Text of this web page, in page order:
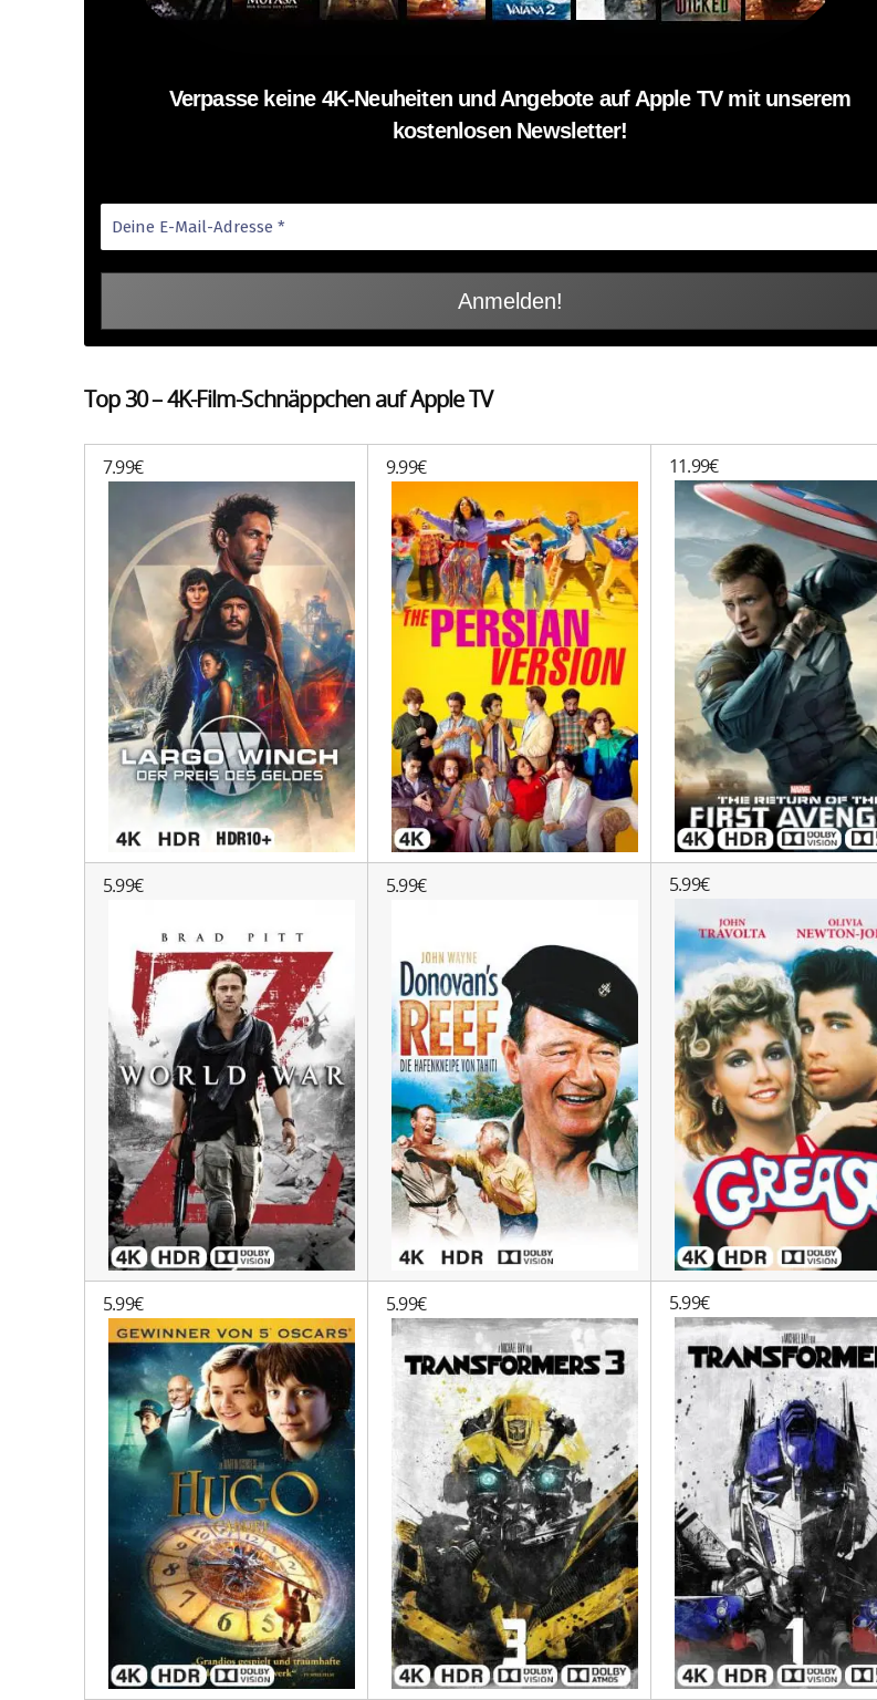
Verpasse keine 4K-Neuheiten und Angebote auf Apple TV mit unserem
kostenlosen Newsletter!
Top 30 – 4K-Film-Schnäppchen auf Apple TV
7.99€ 9.99€ 11.99€
5.99€ 5.99€ 5.99€
5.99€ 5.99€ 5.99€